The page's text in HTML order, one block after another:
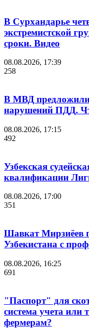
В Сурхандарье
экстремистской
сроки. Видео
08.08.2026, 17:39
258
В МВД
нарушений ПДД.
08.08.2026, 17:15
492
Узбекская
квалификации
08.08.2026, 17:00
351
Шавкат Мирзиёев
Узбекистана с
08.08.2026, 16:25
691
"Паспорт" для
система учета или
фермерам?